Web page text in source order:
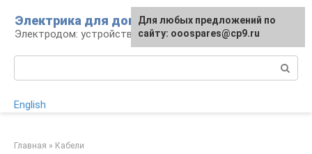
контенту
Электрика для дома
Электродом: устройства, кабели, ремонт
English
Главная » Кабели
Для любых предложений по
сайту: ooospares@cp9.ru